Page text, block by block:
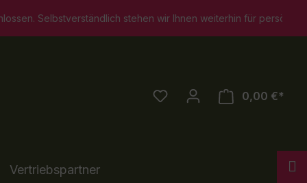
stehen wir Ihnen weiterhin für persönliche
0,00 €*
Vertriebspartner